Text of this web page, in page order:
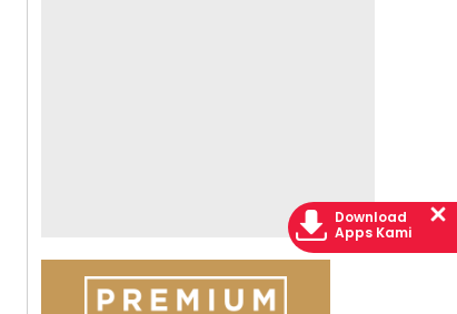
Download
Apps Kami